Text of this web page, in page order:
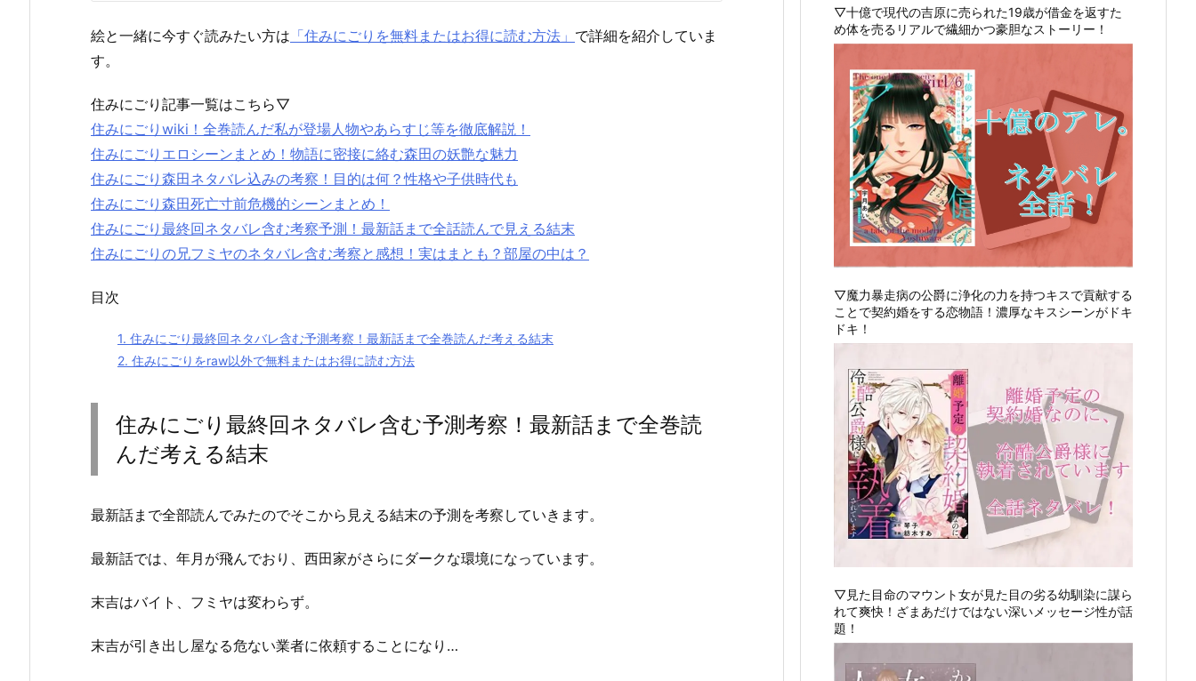
絵と一緒に今すぐ読みたい方は 「住みにごりを無料またはお得に読む方法」 で詳細を紹介していま
す。
住みにごり記事一覧はこちら▽
住みにごりwiki！全巻読んだ私が登場人物やあらすじ等を徹底解説！
住みにごりエロシーンまとめ！物語に密接に絡む森田の妖艶な魅力
住みにごり森田ネタバレ込みの考察！目的は何？性格や子供時代も
住みにごり森田死亡寸前危機的シーンまとめ！
住みにごり最終回ネタバレ含む考察予測！最新話まで全話読んで見える結末
住みにごりの兄フミヤのネタバレ含む考察と感想！実はまとも？部屋の中は？
目次
1. 住みにごり最終回ネタバレ含む予測考察！最新話まで全巻読んだ考える結末
2. 住みにごりをraw以外で無料またはお得に読む方法
住みにごり最終回ネタバレ含む予測考察！最新話まで全巻読
んだ考える結末
最新話まで全部読んでみたのでそこから見える結末の予測を考察していきます。
最新話では、年月が飛んでおり、西田家がさらにダークな環境になっています。
末吉はバイト、フミヤは変わらず。
末吉が引き出し屋なる危ない業者に依頼することになり…
▽十億で現代の吉原に売られた19歳が借金を返すた
め体を売るリアルで繊細かつ豪胆なストーリー！
▽魔力暴走病の公爵に浄化の力を持つキスで貢献する
ことで契約婚をする恋物語！濃厚なキスシーンがドキ
ドキ！
▽見た目命のマウント女が見た目の劣る幼馴染に謀ら
れて爽快！ざまあだけではない深いメッセージ性が話
題！